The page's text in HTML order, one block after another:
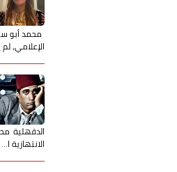
محمد أبو
الإعلامي،
الدقهلية
الانتهازية ا…